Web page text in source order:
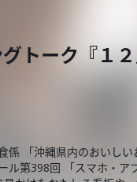
トーク『１
係 「沖縄県内のおいし
ル第398回 「スマホ・ア